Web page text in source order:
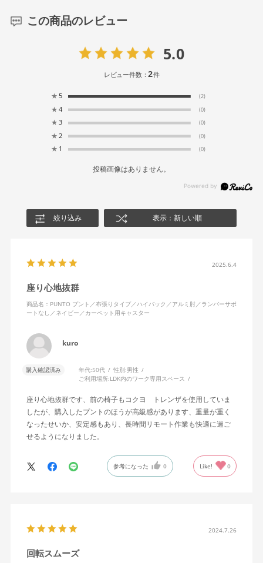
この商品のレビュー
5.0
レビュー件数：2件
★ 5 (2)
★ 4 (0)
★ 3 (0)
★ 2 (0)
★ 1 (0)
投稿画像はありません。
絞り込み 表示：新しい順
2025.6.4
座り心地抜群
商品名：PUNTO プント／布張りタイプ／ハイバック／アルミ肘／ランバーサポ
ートなし／ネイビー／カーペット用キャスター
kuro
購入確認済み 年代:50代 性別:男性
ご利用場所:LDK内のワーク専用スペース
座り心地抜群です、前の椅子もコクヨ トレンザを使用していま
したが、購入したプントのほうが高級感があります、重量が重く
なったせいか、安定感もあり、長時間リモート作業も快適に過ご
せるようになりました。
参考になった 0 Like! 0
2024.7.26
回転スムーズ